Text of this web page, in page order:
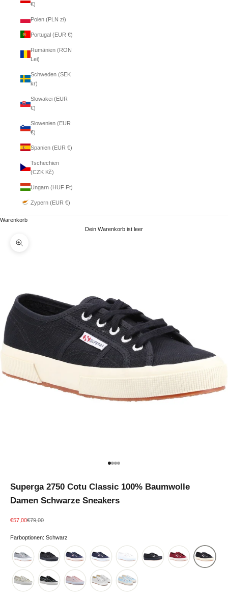
€)
Polen (PLN zł)
Portugal (EUR €)
Rumänien (RON
Lei)
Schweden (SEK
kr)
Slowakei (EUR
€)
Slowenien (EUR
€)
Spanien (EUR €)
Tschechien
(CZK Kč)
Ungarn (HUF Ft)
Zypern (EUR €)
Warenkorb
Dein Warenkorb ist leer
Bild vergrößern
Gehe zu Element 1
Gehe zu Element 2
Gehe zu Element 3
Gehe zu Element 4
Superga 2750 Cotu Classic 100% Baumwolle
Damen Schwarze Sneakers
Angebot
€57,00Regulärer Preis
€79,00
Farboptionen: Schwarz